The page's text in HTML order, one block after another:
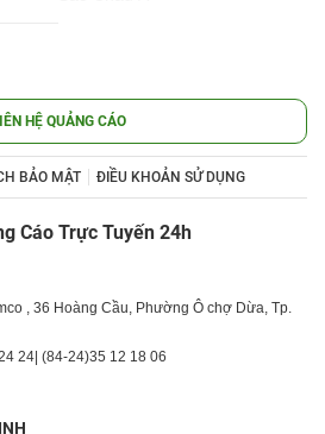
HỆ QUẢNG CÁO
BẢO MẬT ĐIỀU KHOẢN SỬ DỤNG
Cáo Trực Tuyến 24h
, 36 Hoàng Cầu, Phường Ô chợ Dừa, Tp.
24 | (84-24)35 12 18 06